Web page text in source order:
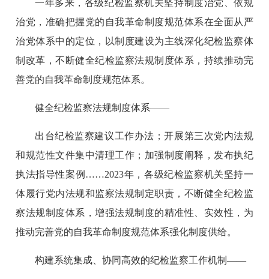
一年多来，各级纪检监察机关坚持制度治党、依规
治党，准确把握党的自我革命制度规范体系在全面从严
治党体系中的定位，以制度建设为主线深化纪检监察体
制改革，不断健全纪检监察法规制度体系，持续推动完
善党的自我革命制度规范体系。
健全纪检监察法规制度体系——
出台纪检监察建议工作办法；开展第三次党内法规
和规范性文件集中清理工作；加强制度阐释，发布执纪
执法指导性案例……2023年，各级纪检监察机关坚持一
体履行党内法规和监察法规制定职责，不断健全纪检监
察法规制度体系，增强法规制度的精准性、实效性，为
推动完善党的自我革命制度规范体系强化制度供给。
构建系统集成、协同高效的纪检监察工作机制——